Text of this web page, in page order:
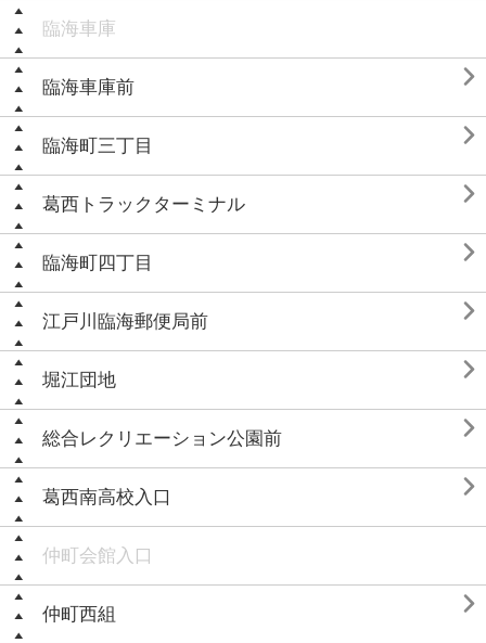
臨海車庫
臨海車庫前 
臨海町三丁目 
葛西トラックターミナル 
臨海町四丁目 
江戸川臨海郵便局前 
堀江団地 
総合レクリエーション公園前 
葛西南高校入口 
仲町会館入口
仲町西組 